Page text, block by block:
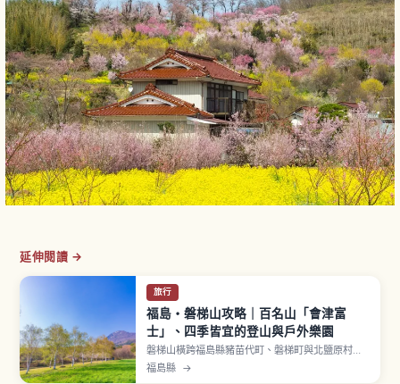
延伸閱讀 →
旅行
福島・磐梯山攻略｜百名山「會津富
士」、四季皆宜的登山與戶外樂園
磐梯山橫跨福島縣豬苗代町、磐梯町與北鹽原村，
標高1,816公尺，屬活火山並入選日本百名山，山容
優美也被稱為「會津富士」。1888年（明治21年）
福島縣 →